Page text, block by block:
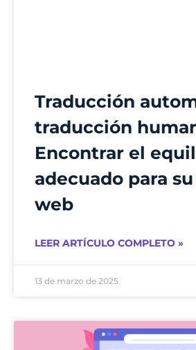
Traducción
traducción
Encontrar el
adecuado para
web
LEER ARTÍCULO COMPLETO »
13 de marzo de 2025